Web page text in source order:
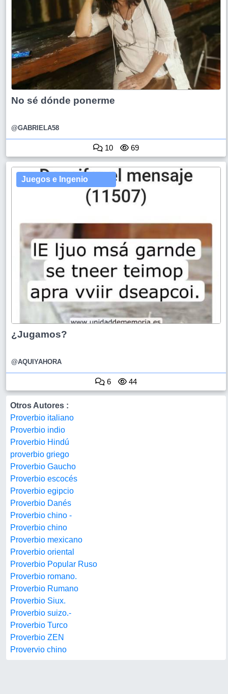
No sé dónde ponerme
@GABRIELA58
10 69
Juegos e Ingenio
¿Jugamos?
@AQUIYAHORA
6 44
Otros Autores :
Proverbio italiano
Proverbio indio
Proverbio Hindú
proverbio griego
Proverbio Gaucho
Proverbio escocés
Proverbio egipcio
Proverbio Danés
Proverbio chino -
Proverbio chino
Proverbio mexicano
Proverbio oriental
Proverbio Popular Ruso
Proverbio romano.
Proverbio Rumano
Proverbio Siux.
Proverbio suizo.-
Proverbio Turco
Proverbio ZEN
Provervio chino